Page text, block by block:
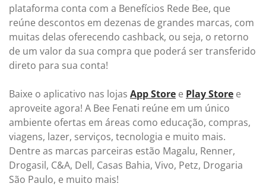
plataforma conta com a Benefícios Rede Bee, que
reúne descontos em dezenas de grandes marcas, com
muitas delas oferecendo cashback, ou seja, o retorno
de um valor da sua compra que poderá ser transferido
direto para sua conta!
Baixe o aplicativo nas lojas App Store e Play Store e
aproveite agora! A Bee Fenati reúne em um único
ambiente ofertas em áreas como educação, compras,
viagens, lazer, serviços, tecnologia e muito mais.
Dentre as marcas parceiras estão Magalu, Renner,
Drogasil, C&A, Dell, Casas Bahia, Vivo, Petz, Drogaria
São Paulo, e muito mais!